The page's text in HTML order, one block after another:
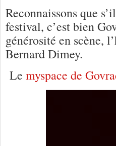
Reconnaissons que
festival, c’est bien
générosité en scène,
Bernard Dimey.
Le myspace de